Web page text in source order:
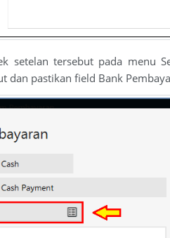
setelan tersebut pada menu
dan pastikan field Bank